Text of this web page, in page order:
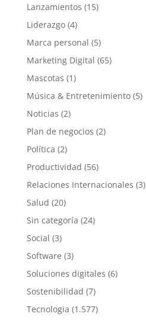
Lanzamientos (15)
Liderazgo(4)
Marca personal (5)
Marketing Digital (65)
Mascotas (1)
Música & Entretenimiento(5)
Noticias (2)
Plan de negocios (2)
Política (2)
Productividad (56)
Relaciones Internacionales (3)
Salud (20)
Sin categoría (24)
Social (3)
Software (3)
Soluciones digitales (6)
Sostenibilidad (7)
Tecnologia (1.577)